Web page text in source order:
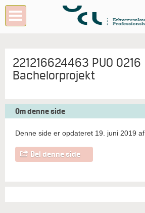
221216624463 PUO 0216
Bachelorprojekt
Om denne side
Denne side er opdateret 19. juni 2019 af
Del denne side